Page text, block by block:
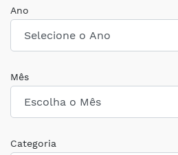
Ano
Mês
Categoria